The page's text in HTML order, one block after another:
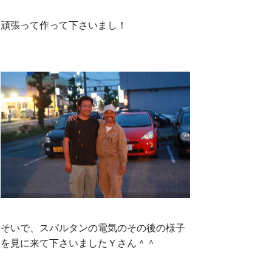
頑張って作って下さいまし！
そいで、スパルタンの電気のその後の様子
を見に来て下さいましたＹさん＾＾